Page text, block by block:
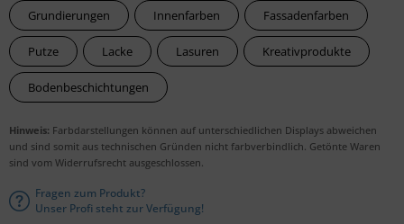
Grundierungen
Innenfarben Fassadenfarben
Putze Lacke Lasuren Kreativprodukte
Bodenbeschichtungen
Hinweis: Farbdarstellungen können auf unterschiedlichen Displays abweichen
und sind somit aus technischen Gründen nicht farbverbindlich. Getönte Waren
sind vom Widerrufsrecht ausgeschlossen.
Fragen zum Produkt?
Unser Profi steht zur Verfügung!